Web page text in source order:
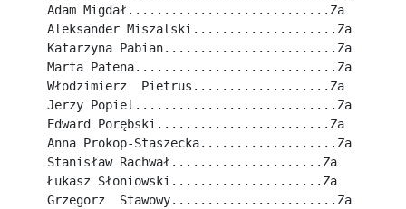
Adam Migdał............................Za
Aleksander Miszalski....................Za
Katarzyna Pabian........................Za
Marta Patena............................Za
Włodzimierz  Pietrus...................Za
Jerzy Popiel............................Za
Edward Porębski........................Za
Anna Prokop-Staszecka...................Za
Stanisław Rachwał.....................Za
Łukasz Słoniowski.....................Za
Grzegorz  Stawowy.......................Za